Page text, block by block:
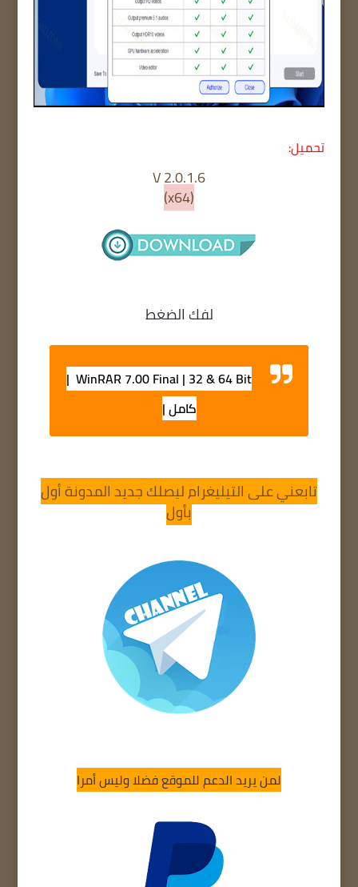
تحميل:
V 2.0.1.6
(x64)
لفك الضغط
WinRAR 7.00 Final | 32 & 64 Bit |
كامل |
تابعني على التيليغرام ليصلك جديد المدونة أول
بأول
لمن يريد الدعم للموقع فضلا وليس أمرا